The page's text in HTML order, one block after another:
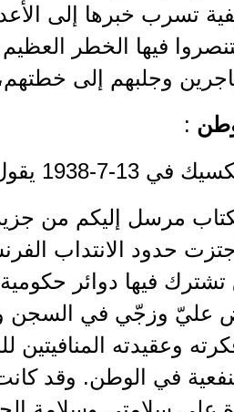
تسرب خبرها إلى
فيها الخطر
وجلبهم إلى
:
1938 يقول:
مرسل إليكم من
تشترك فيها دوائر
عليّ وزجّي في السجن
وعقيدته المنافيتين
في الوطن. وقد كانت